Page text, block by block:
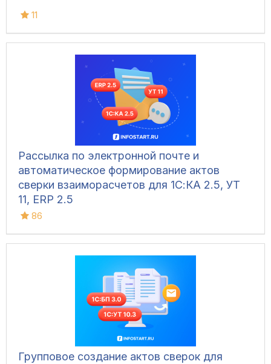
11
Рассылка по электронной почте и
автоматическое формирование актов
сверки взаиморасчетов для 1С:КА 2.5, УТ
11, ERP 2.5
86
Групповое создание актов сверок для